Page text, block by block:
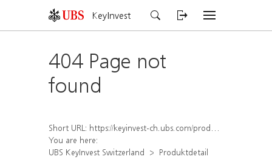
KeyInvest
404 Page not
found
Short URL: https://keyinvest-ch.ubs.com/produkt/detail/index/isin/CH1577808566
You are here:
UBS KeyInvest Switzerland
Produktdetail